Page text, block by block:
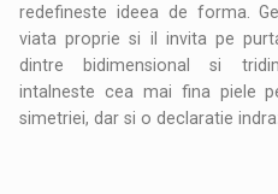
redefineste ideea de forma.
viata proprie si il invita pe
dintre bidimensional si
intalneste cea mai fina piele
simetriei, dar si o declaratie